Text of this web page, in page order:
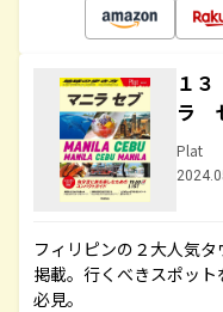
１
ラ
Plat
フィリピンの２大人気
掲載。行くべきスポッ
必見。